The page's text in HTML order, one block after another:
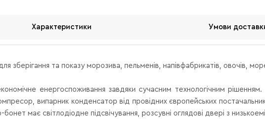
Характеристики Умови
зберігання та показу морозива, пельменів, напівфабрикатів, овочів,
енергоспоживання завдяки сучасним технологічним рішенням.
випарник конденсатор від провідних європейських
має світлодіодне підсвічування, розсувні оглядові двері з